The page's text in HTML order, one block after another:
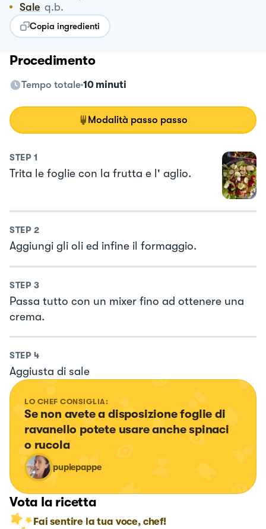
Sale q.b.
Copia ingredienti
Procedimento
Tempo totale 10 minuti
Modalità passo passo
STEP 1
Trita le foglie con la frutta e l' aglio.
STEP 2
Aggiungi gli oli ed infine il formaggio.
STEP 3
Passa tutto con un mixer fino ad ottenere una
crema.
STEP 4
Aggiusta di sale
LO CHEF CONSIGLIA:
Se non avete a disposizione foglie di
ravanello potete usare anche spinaci
o rucola
pupiepappe
Vota la ricetta
Fai sentire la tua voce, chef!